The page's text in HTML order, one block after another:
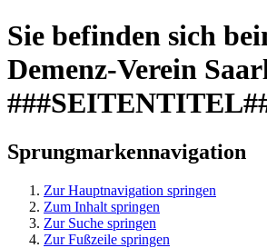
Sie befinden sich
Demenz-Verein
Sprungmarkennavigation
Zur Hauptnavigation springen
Zum Inhalt springen
Zur Suche springen
Zur Fußzeile springen